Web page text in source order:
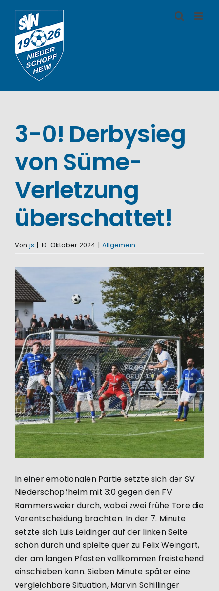
Inhalt
springen
3-0! Derbysieg
von Süme-
Verletzung
überschattet!
Von js | 10. Oktober 2024 | Allgemein
Zeige
grösseres
Bild
In einer emotionalen Partie setzte sich der SV
Niederschopfheim mit 3:0 gegen den FV
Rammersweier durch, wobei zwei frühe Tore die
Vorentscheidung brachten. In der 7. Minute
setzte sich Luis Leidinger auf der linken Seite
schön durch und spielte quer zu Felix Weingart,
der am langen Pfosten vollkommen freistehend
einschieben kann. Sieben Minute später eine
vergleichbare Situation, Marvin Schillinger